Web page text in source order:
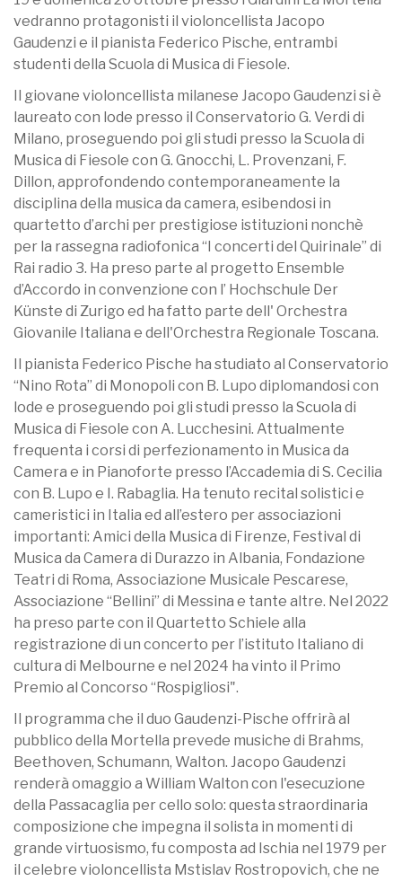
vedranno protagonisti il violoncellista Jacopo
Gaudenzi e il pianista Federico Pische, entrambi
studenti della Scuola di Musica di Fiesole.
Il giovane violoncellista milanese Jacopo Gaudenzi si è
laureato con lode presso il Conservatorio G. Verdi di
Milano, proseguendo poi gli studi presso la Scuola di
Musica di Fiesole con G. Gnocchi, L. Provenzani, F.
Dillon, approfondendo contemporaneamente la
disciplina della musica da camera, esibendosi in
quartetto d’archi per prestigiose istituzioni nonchè
per la rassegna radiofonica “I concerti del Quirinale” di
Rai radio 3. Ha preso parte al progetto Ensemble
d’Accordo in convenzione con l’ Hochschule Der
Künste di Zurigo ed ha fatto parte dell' Orchestra
Giovanile Italiana e dell'Orchestra Regionale Toscana.
Il pianista Federico Pische ha studiato al Conservatorio
“Nino Rota” di Monopoli con B. Lupo diplomandosi con
lode e proseguendo poi gli studi presso la Scuola di
Musica di Fiesole con A. Lucchesini. Attualmente
frequenta i corsi di perfezionamento in Musica da
Camera e in Pianoforte presso l’Accademia di S. Cecilia
con B. Lupo e I. Rabaglia. Ha tenuto recital solistici e
cameristici in Italia ed all’estero per associazioni
importanti: Amici della Musica di Firenze, Festival di
Musica da Camera di Durazzo in Albania, Fondazione
Teatri di Roma, Associazione Musicale Pescarese,
Associazione “Bellini” di Messina e tante altre. Nel 2022
ha preso parte con il Quartetto Schiele alla
registrazione di un concerto per l’istituto Italiano di
cultura di Melbourne e nel 2024 ha vinto il Primo
Premio al Concorso “Rospigliosi".
Il programma che il duo Gaudenzi-Pische offrirà al
pubblico della Mortella prevede musiche di Brahms,
Beethoven, Schumann, Walton. Jacopo Gaudenzi
renderà omaggio a William Walton con l'esecuzione
della Passacaglia per cello solo: questa straordinaria
composizione che impegna il solista in momenti di
grande virtuosismo, fu composta ad Ischia nel 1979 per
il celebre violoncellista Mstislav Rostropovich, che ne